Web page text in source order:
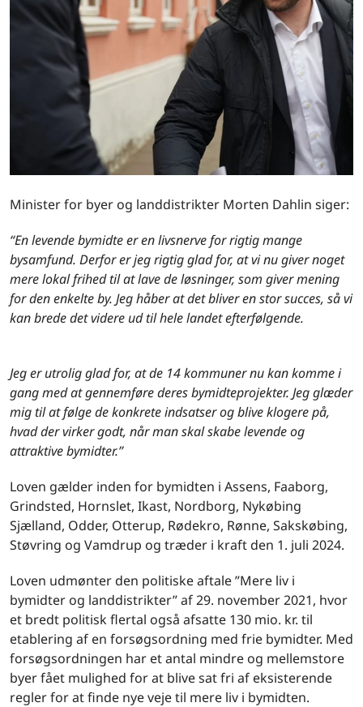
Minister for byer og landdistrikter Morten Dahlin siger:
“En levende bymidte er en livsnerve for rigtig mange
bysamfund. Derfor er jeg rigtig glad for, at vi nu giver noget
mere lokal frihed til at lave de løsninger, som giver mening
for den enkelte by. Jeg håber at det bliver en stor succes, så vi
kan brede det videre ud til hele landet efterfølgende.
Jeg er utrolig glad for, at de 14 kommuner nu kan komme i
gang med at gennemføre deres bymidteprojekter. Jeg glæder
mig til at følge de konkrete indsatser og blive klogere på,
hvad der virker godt, når man skal skabe levende og
attraktive bymidter.”
Loven gælder inden for bymidten i Assens, Faaborg,
Grindsted, Hornslet, Ikast, Nordborg, Nykøbing
Sjælland, Odder, Otterup, Rødekro, Rønne, Sakskøbing,
Støvring og Vamdrup og træder i kraft den 1. juli 2024.
Loven udmønter den politiske aftale ”Mere liv i
bymidter og landdistrikter” af 29. november 2021, hvor
et bredt politisk flertal også afsatte 130 mio. kr. til
etablering af en forsøgsordning med frie bymidter. Med
forsøgsordningen har et antal mindre og mellemstore
byer fået mulighed for at blive sat fri af eksisterende
regler for at finde nye veje til mere liv i bymidten.